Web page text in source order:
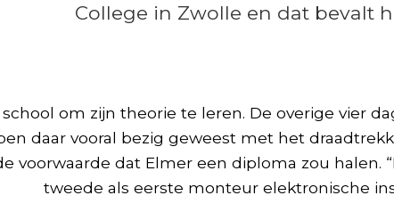
College in Zwolle en dat bevalt
om zijn theorie te leren. De overige vier
daar vooral bezig geweest met het
voorwaarde dat Elmer een diploma zou halen.
tweede als eerste monteur elektronische